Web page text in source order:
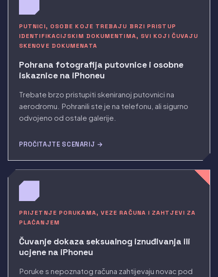
PUTNICI, OSOBE KOJE TREBAJU BRZI PRISTUP
IDENTIFIKACIJSKIM DOKUMENTIMA, SVI KOJI ČUVAJU
SKENOVE DOKUMENATA
Pohrana fotografija putovnice i osobne
iskaznice na iPhoneu
Trebate brzo pristupiti skeniranoj putovnici na
aerodromu. Pohranili ste je na telefonu, ali sigurno
odvojeno od ostale galerije.
PROČITAJTE SCENARIJ →
PRIJETNJE PORUKAMA, VEZE RAČUNA I ZAHTJEVI ZA
PLAĆANJEM
Čuvanje dokaza seksualnog iznuđivanja ili
ucjene na iPhoneu
Poruke s nepoznatog računa zahtijevaju novac pod